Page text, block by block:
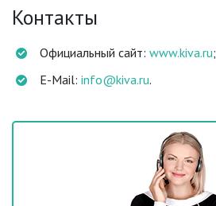
Контакты
Официальный сайт: www.kiva.ru;
E-Mail: info@kiva.ru.